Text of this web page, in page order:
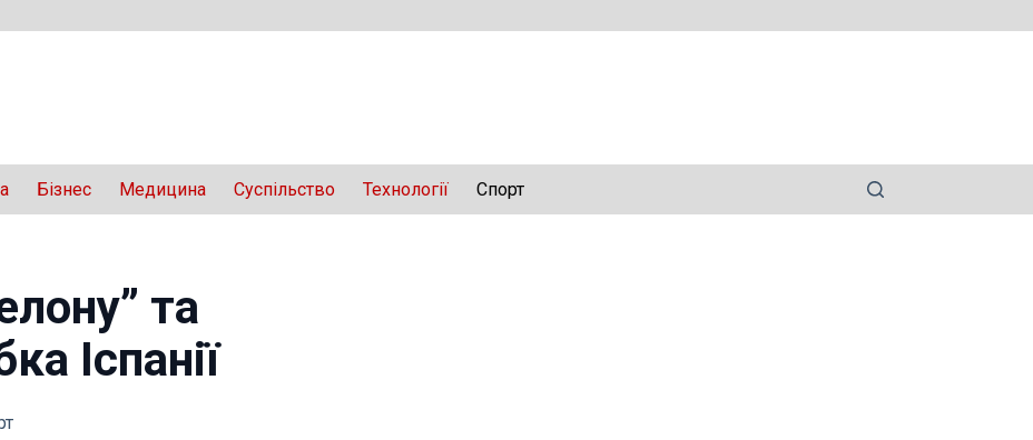
Бізнес Медицина Суспільство Технології Спорт
та
Іспанії